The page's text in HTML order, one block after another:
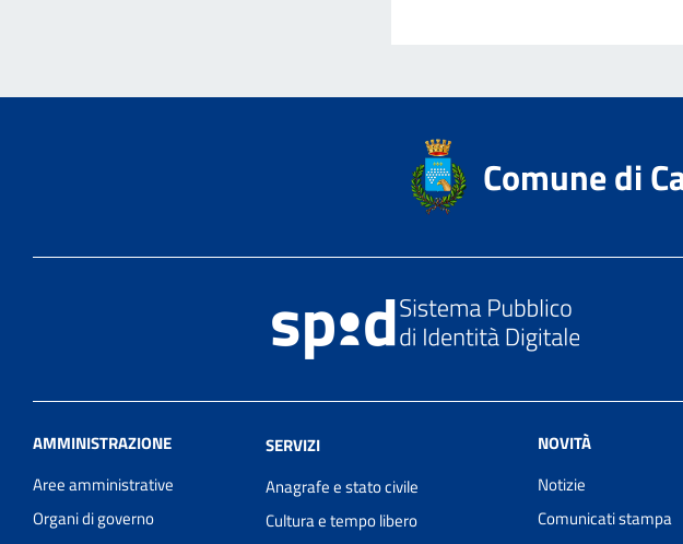
Comune di
AMMINISTRAZIONE
Aree amministrative
Organi di governo
SERVIZI
Anagrafe e stato civile
Cultura e tempo libero
NOVITÀ
Notizie
Comunicati stampa